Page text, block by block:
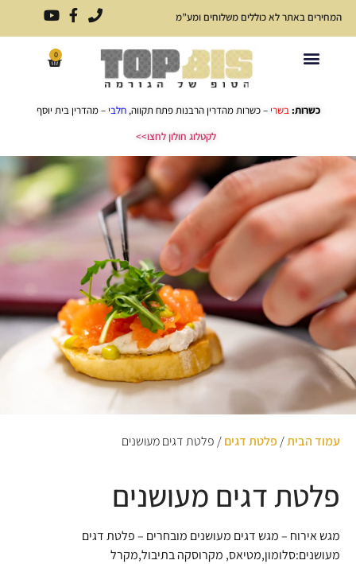
המחירים באתר לא כוללים משלוחים ומע”מ
0
כשרות:בשרי – כשרות מהדרין הרבנות פתח תקווה,חלבי – מהדרין בית יוסף
לקטלוג חולון לחצו>>
עמוד הבית/ פלטת דגים/ פלטת דגים מעושנים
פלטת דגים מעושנים
מגש אירוח – מגש דגים מעושנים מובחרים – פלטת דגים
מעושנים:סלומון,מטיאס, מקרוסקה בתיבול,מקרל